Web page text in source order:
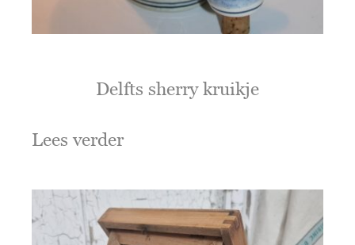
Delfts sherry kruikje
Lees verder